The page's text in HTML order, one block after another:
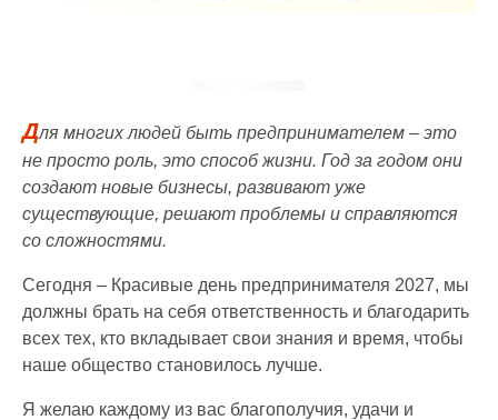
Для многих людей быть предпринимателем – это
не просто роль, это способ жизни. Год за годом они
создают новые бизнесы, развивают уже
существующие, решают проблемы и справляются
со сложностями.
Сегодня – Красивые день предпринимателя 2027, мы
должны брать на себя ответственность и благодарить
всех тех, кто вкладывает свои знания и время, чтобы
наше общество становилось лучше.
Я желаю каждому из вас благополучия, удачи и